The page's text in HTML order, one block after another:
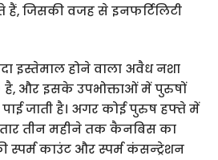
जिसकी वजह से इनफर्टिलिटी
इस्तेमाल होने वाला अवैध नशा
और इसके उपभोक्ताओं में पुरुषों
जाती है। अगर कोई पुरुष हफ्ते में
तीन महीने तक कैनबिस का
स्पर्म काउंट और स्पर्म कंसन्ट्रेशन